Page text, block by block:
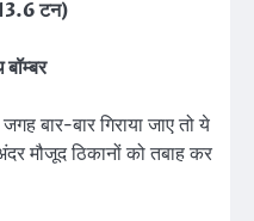
टन)
बार-बार गिराया जाए तो ये
मौजूद ठिकानों को तबाह कर